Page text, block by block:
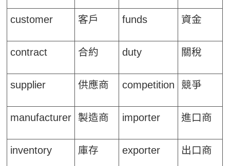
customer 客戶 funds 資金
contract 合約 duty 關稅
supplier 供應商 competition 競爭
manufacturer 製造商 importer 進口商
inventory 庫存 exporter 出口商